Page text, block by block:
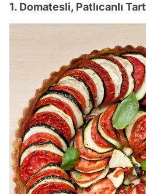
1. Domatesli, Patlıcanlı Tart